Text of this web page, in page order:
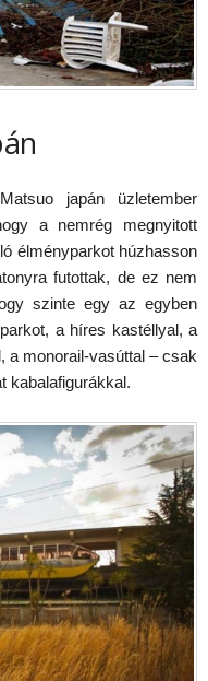
japán üzletember
a nemrég megnyitott
élményparkot húzhasson
futottak, de ez nem
szinte egy az egyben
a híres kastéllyal, a
a monorail-vasúttal – csak
kabalafigurákkal.